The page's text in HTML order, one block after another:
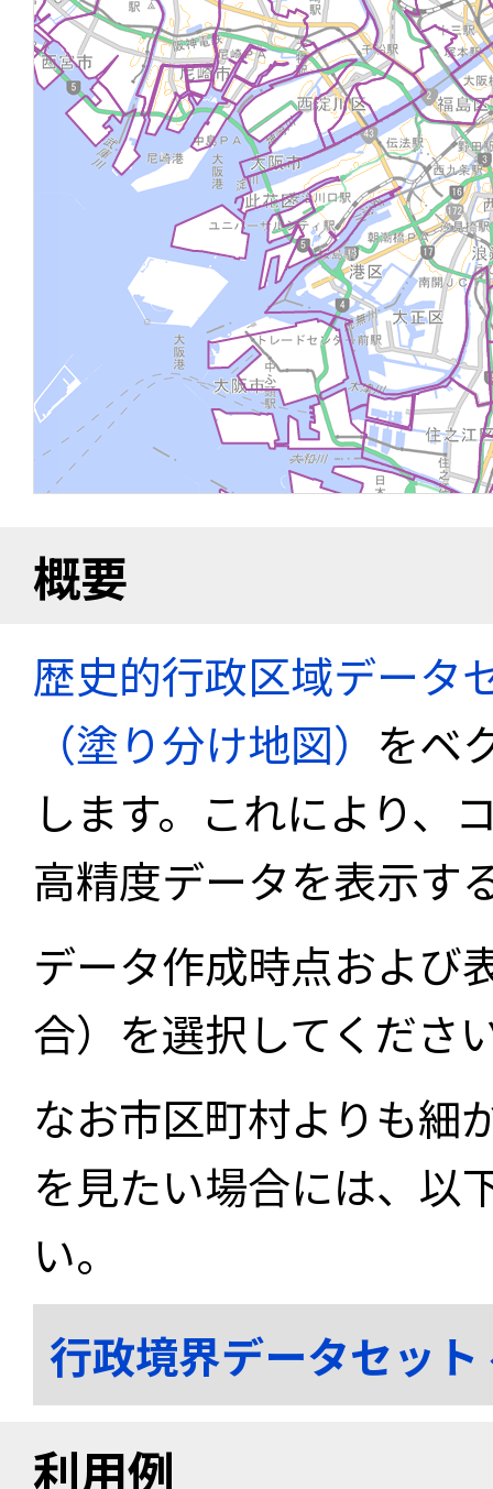
概要
歴史的行政区域データ
（塗り分け地図） をベ
します。これにより、
高精度データを表示す
データ作成時点および
合）を選択してくださ
なお市区町村よりも細
を見たい場合には、以
い。
行政境界データセッ
利用例